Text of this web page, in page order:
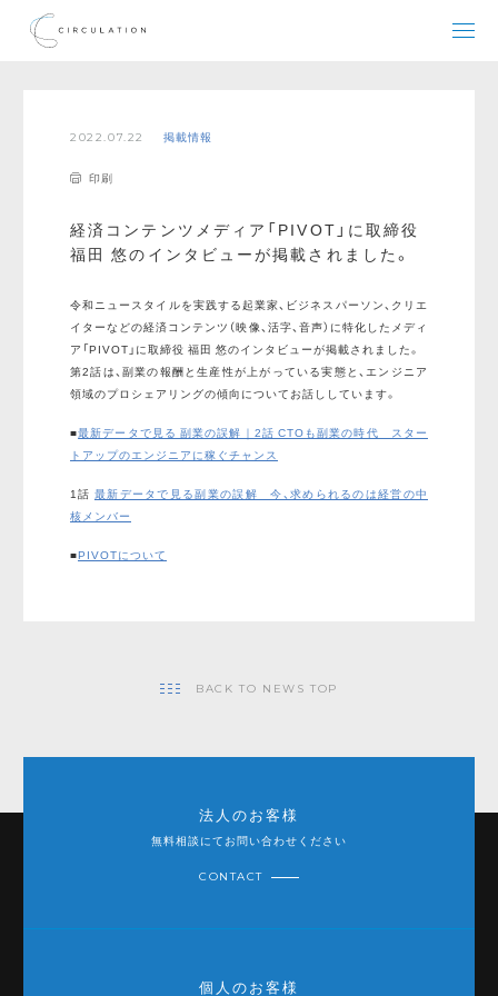
2022.07.22 掲載情報
印刷
経済コンテンツメディア「PIVOT」に取締役
福田 悠のインタビューが掲載されました。
令和ニュースタイルを実践する起業家、ビジネスパーソン、クリエ
イターなどの経済コンテンツ（映像、活字、音声）に特化したメディ
ア「PIVOT」に取締役 福田 悠のインタビューが掲載されました。
第2話は、副業の報酬と生産性が上がっている実態と、エンジニア
領域のプロシェアリングの傾向についてお話ししています。
■最新データで見る 副業の誤解｜2話 CTOも副業の時代 スター
トアップのエンジニアに稼ぐチャンス
1話 最新データで見る副業の誤解 今、求められるのは経営の中
核メンバー
■PIVOTについて
BACK TO NEWS TOP
法人のお客様
無料相談にてお問い合わせください
CONTACT
個人のお客様